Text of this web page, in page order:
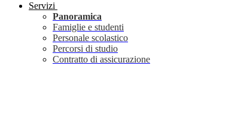
Servizi
Panoramica
Famiglie e studenti
Personale scolastico
Percorsi di studio
Contratto di assicurazione